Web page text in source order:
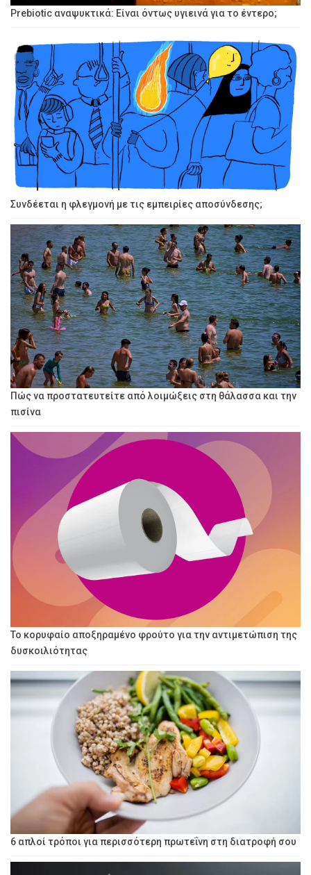
Prebiotic αναψυκτικά: Είναι όντως υγιεινά για το έντερο;
Συνδέεται η φλεγμονή με τις εμπειρίες αποσύνδεσης;
Πώς να προστατευτείτε από λοιμώξεις στη θάλασσα και την
πισίνα
Το κορυφαίο αποξηραμένο φρούτο για την αντιμετώπιση της
δυσκοιλιότητας
6 απλοί τρόποι για περισσότερη πρωτεΐνη στη διατροφή σου